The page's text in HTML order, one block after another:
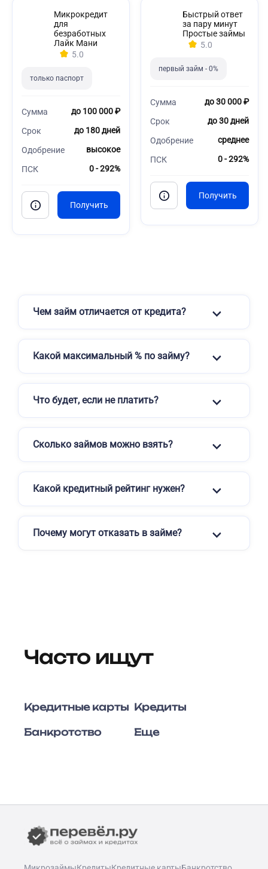
Микрокредит
для
безработных
Лайк Мани
5.0
только паспорт
Сумма до 100 000 ₽
Срок до 180 дней
Одобрение высокое
ПСК 0 - 292%
Быстрый ответ
за пару минут
Простые займы
5.0
первый займ - 0%
Сумма до 30 000 ₽
Срок до 30 дней
Одобрение среднее
ПСК 0 - 292%
Чем займ отличается от кредита?
Какой максимальный % по займу?
Что будет, если не платить?
Сколько займов можно взять?
Какой кредитный рейтинг нужен?
Почему могут отказать в займе?
Часто ищут
Кредитные карты Кредиты
Банкротство Еще